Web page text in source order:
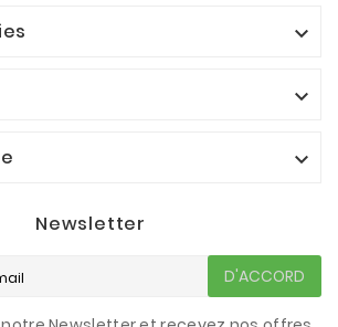



Newsletter
D'ACCORD